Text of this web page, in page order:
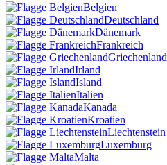
Belgien
Deutschland
Dänemark
Frankreich
Griechenland
Irland
Island
Italien
Kanada
Kroatien
Liechtenstein
Luxemburg
Malta